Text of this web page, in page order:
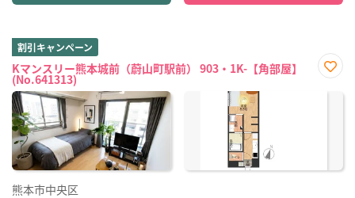
割引キャンペーン
Kマンスリー熊本城前（蔚山町駅前） 903・1K-【角部屋】
(No.641313)
に入
熊本市中央区